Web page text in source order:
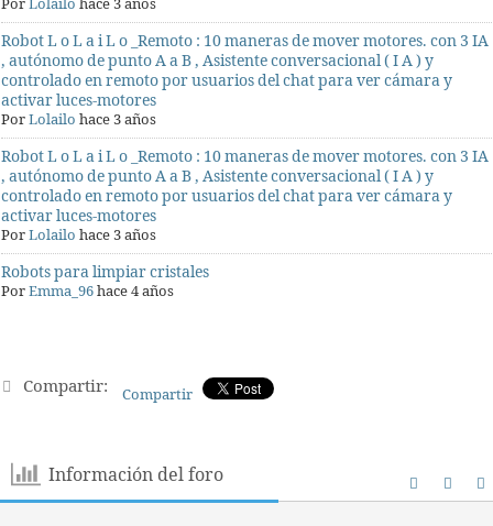
PorLolailo hace 3 años
Robot L o L a i L o _Remoto : 10 maneras de mover motores. con 3 IA
, autónomo de punto A a B , Asistente conversacional ( I A ) y
controlado en remoto por usuarios del chat para ver cámara y
activar luces-motores
PorLolailo hace 3 años
Robot L o L a i L o _Remoto : 10 maneras de mover motores. con 3 IA
, autónomo de punto A a B , Asistente conversacional ( I A ) y
controlado en remoto por usuarios del chat para ver cámara y
activar luces-motores
PorLolailo hace 3 años
Robots para limpiar cristales
PorEmma_96hace 4 años
Compartir: Compartir
Información del foro